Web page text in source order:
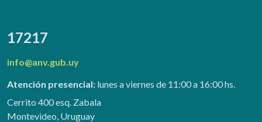
17217
info@anv.gub.uy
Atención presencial: lunes a viernes de 11:00 a 16:00 hs.
Cerrito 400 esq. Zabala
Montevideo, Uruguay